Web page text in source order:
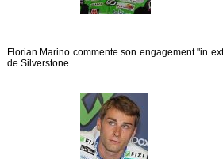
Florian Marino commente son engagement "in
de Silverstone